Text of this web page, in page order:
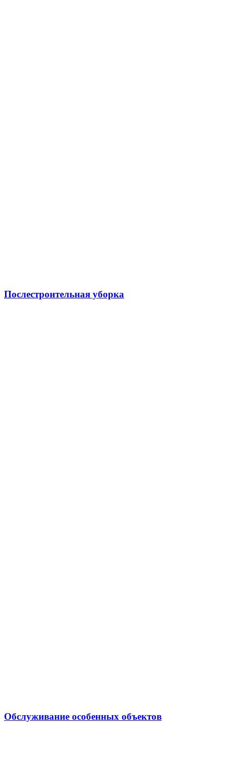
Послестроительная уборка
Обслуживание особенных объектов